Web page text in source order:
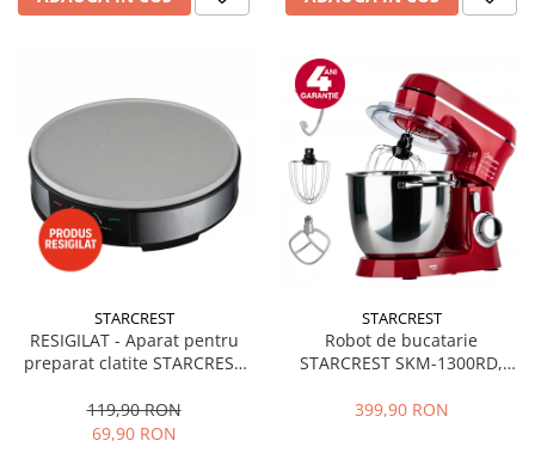
STARCREST
RESIGILAT - Aparat pentru
preparat clatite STARCREST
invelis ceramic antiaderent,
30 cm, Inox / Negru
119,90 RON
69,90 RON
STARCREST
Robot de bucatarie
STARCREST SKM-1300RD,
Accesorii, 10 Viteze + Pulse,
399,90 RON